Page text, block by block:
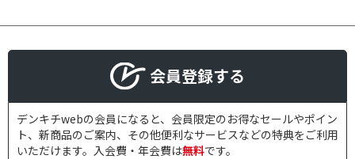
会員登録する
デンキチwebの会員になると、会員限定のお得なセールやポイン
ト、新商品のご案内、その他便利なサービスなどの特典をご利用
いただけます。入会費・年会費は無料です。